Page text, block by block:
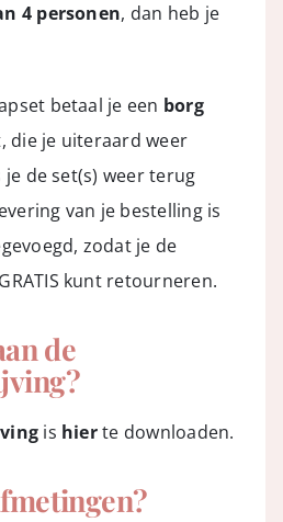
4 personen, dan heb je
betaal je een borg
die je uiteraard weer
de set(s) weer terug
van je bestelling is
zodat je de
kunt retourneren.
de
is hierte downloaden.